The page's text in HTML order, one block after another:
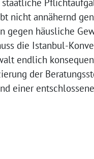
nicht annähernd
gegen häusliche
die Istanbul-
endlich
der
einer